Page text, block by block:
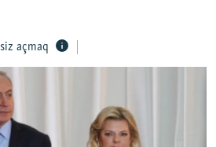
açmaq